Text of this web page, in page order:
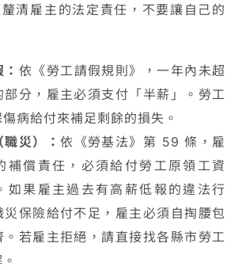
清雇主的法定責任，不要讓自己的
依《勞工請假規則》，一年內未超
分，雇主必須支付「半薪」。勞工
病給付來補足剩餘的損失。
職災）：依《勞基法》第 59 條，雇
補償責任，必須給付勞工原領工資
如果雇主過去有高薪低報的違法行
災保險給付不足，雇主必須自掏腰包
。若雇主拒絕，請直接找各縣市勞工